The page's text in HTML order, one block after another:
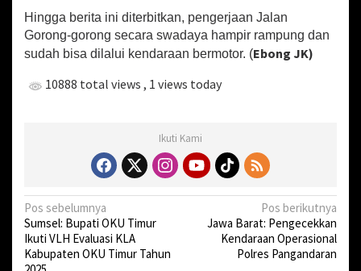
k
G
r
G
o
n
g
d
Hingga berita ini diterbitkan, pengerjaan Jalan
Gorong-gorong secara swadaya hampir rampung dan
sudah bisa dilalui kendaraan bermotor. (Ebong JK)
10888 total views , 1 views today
Ikuti Kami
N
a
v
Pos sebelumnya
Sumsel: Bupati OKU Timur
Ikuti VLH Evaluasi KLA
Kabupaten OKU Timur Tahun
Pos berikutnya
Jawa Barat: Pengecekkan
Kendaraan Operasional
Polres Pangandaran